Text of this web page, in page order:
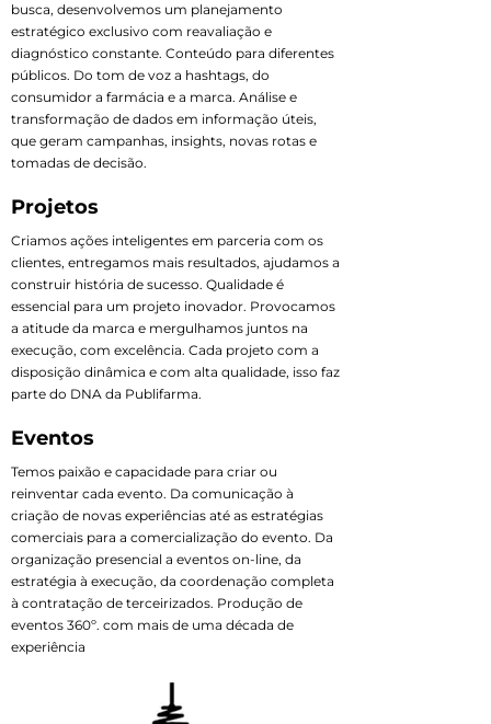
busca, desenvolvemos um planejamento
estratégico exclusivo com reavaliação e
diagnóstico constante. Conteúdo para diferentes
públicos. Do tom de voz a hashtags, do
consumidor a farmácia e a marca. Análise e
transformação de dados em informação úteis,
que geram campanhas, insights, novas rotas e
tomadas de decisão.
Projetos
Criamos ações inteligentes em parceria com os
clientes, entregamos mais resultados, ajudamos a
construir história de sucesso. Qualidade é
essencial para um projeto inovador. Provocamos
a atitude da marca e mergulhamos juntos na
execução, com excelência. Cada projeto com a
disposição dinâmica e com alta qualidade, isso faz
parte do DNA da Publifarma.
Eventos
Temos paixão e capacidade para criar ou
reinventar cada evento. Da comunicação à
criação de novas experiências até as estratégias
comerciais para a comercialização do evento. Da
organização presencial a eventos on-line, da
estratégia à execução, da coordenação completa
à contratação de terceirizados. Produção de
eventos 360º. com mais de uma década de
experiência